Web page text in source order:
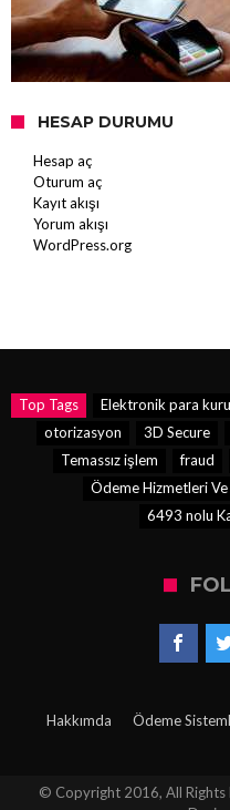
HESAP DURUMU
Hesap aç
Oturum aç
Kayıt akışı
Yorum akışı
WordPress.org
Top Tags Elektronik para
otorizasyon
3D Secure
Temassız işlem
fraud
Ödeme Hizmetleri
6493 nolu
Hakkımda Ödeme
© Copyright 2016, All Rights